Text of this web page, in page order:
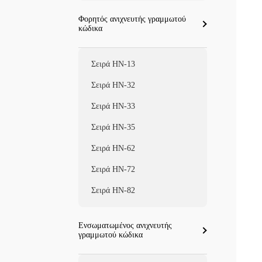
Φορητός ανιχνευτής γραμμωτού
κώδικα
Σειρά HN-13
Σειρά HN-32
Σειρά HN-33
Σειρά HN-35
Σειρά HN-62
Σειρά HN-72
Σειρά HN-82
Ενσωματωμένος ανιχνευτής
γραμμωτού κώδικα